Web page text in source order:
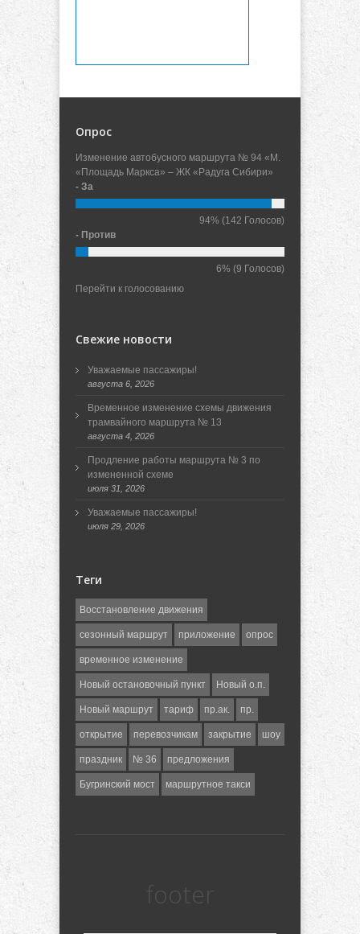
Опрос
Изменение автобусного маршрута № 94 «М.
«Площадь Маркса» – ЖК «Радуга Сибири»
- За
94% (142 Голосов)
- Против
6% (9 Голосов)
Перейти к голосованию
Свежие новости
Уважаемые пассажиры!
августа 6, 2026
Временное изменение схемы движения
трамвайного маршрута № 13
августа 4, 2026
Продление работы маршрута № 3 по
измененной схеме
июля 31, 2026
Уважаемые пассажиры!
июля 29, 2026
Теги
Восстановление движения
сезонный маршрут приложение опрос
временное изменение
Новый остановочный пункт Новый о.п.
Новый маршрут тариф пр.ак. пр.
открытие перевозчикам закрытие шоу
праздник № 36 предложения
Бугринский мост маршрутное такси
footer